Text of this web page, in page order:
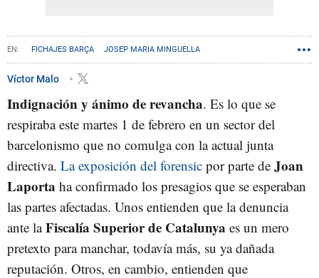
FICHAJES BARÇA JOSEP MARIA MINGUELLA
Víctor Malo
Indignación y ánimo de revancha. Es lo que se
respiraba este martes 1 de febrero en un sector del
barcelonismo que no comulga con la actual junta
directiva. La exposición del forensic por parte de Joan
Laporta ha confirmado los presagios que se esperaban
las partes afectadas. Unos entienden que la denuncia
ante laFiscalía Superior de Catalunya es un mero
pretexto para manchar, todavía más, su ya dañada
reputación. Otros, en cambio, entienden que